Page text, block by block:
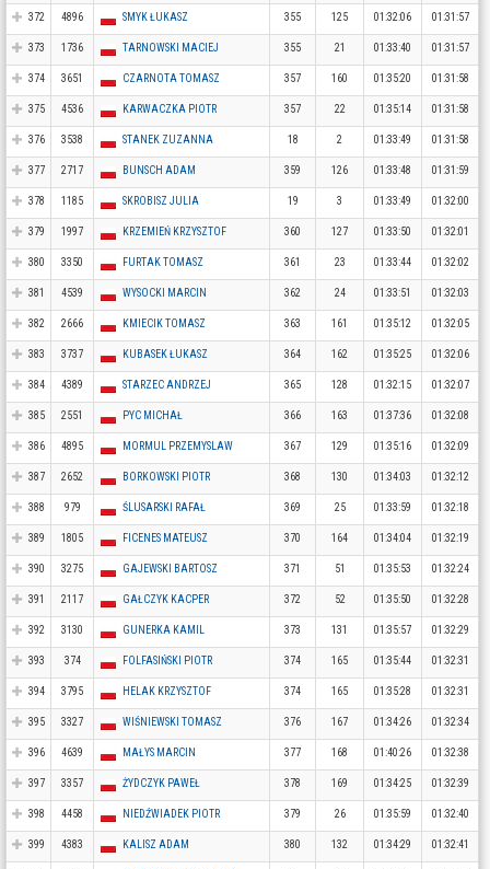
372 4896 SMYK ŁUKASZ 355 125 01:32:06 01:31:57
373 1736 TARNOWSKI MACIEJ 355 21 01:33:40 01:31:57
374 3651 CZARNOTA TOMASZ 357 160 01:35:20 01:31:58
375 4536 KARWACZKA PIOTR 357 22 01:35:14 01:31:58
376 3538 STANEK ZUZANNA 18 2 01:33:49 01:31:58
377 2717 BUNSCH ADAM 359 126 01:33:48 01:31:59
378 1185 SKROBISZ JULIA 19 3 01:33:49 01:32:00
379 1997 KRZEMIEŃ KRZYSZTOF 360 127 01:33:50 01:32:01
380 3350 FURTAK TOMASZ 361 23 01:33:44 01:32:02
381 4539 WYSOCKI MARCIN 362 24 01:33:51 01:32:03
382 2666 KMIECIK TOMASZ 363 161 01:35:12 01:32:05
383 3737 KUBASEK ŁUKASZ 364 162 01:35:25 01:32:06
384 4389 STARZEC ANDRZEJ 365 128 01:32:15 01:32:07
385 2551 PYC MICHAŁ 366 163 01:37:36 01:32:08
386 4895 MORMUL PRZEMYSLAW 367 129 01:35:16 01:32:09
387 2652 BORKOWSKI PIOTR 368 130 01:34:03 01:32:12
388 979 ŚLUSARSKI RAFAŁ 369 25 01:33:59 01:32:18
389 1805 FICENES MATEUSZ 370 164 01:34:04 01:32:19
390 3275 GAJEWSKI BARTOSZ 371 51 01:35:53 01:32:24
391 2117 GAŁCZYK KACPER 372 52 01:35:50 01:32:28
392 3130 GUNERKA KAMIL 373 131 01:35:57 01:32:29
393 374 FOLFASIŃSKI PIOTR 374 165 01:35:44 01:32:31
394 3795 HELAK KRZYSZTOF 374 165 01:35:28 01:32:31
395 3327 WIŚNIEWSKI TOMASZ 376 167 01:34:26 01:32:34
396 4639 MAŁYS MARCIN 377 168 01:40:26 01:32:38
397 3357 ŻYDCZYK PAWEŁ 378 169 01:34:25 01:32:39
398 4458 NIEDŹWIADEK PIOTR 379 26 01:35:59 01:32:40
399 4383 KALISZ ADAM 380 132 01:34:29 01:32:41